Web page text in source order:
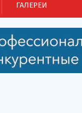
ГАЛЕРЕИ